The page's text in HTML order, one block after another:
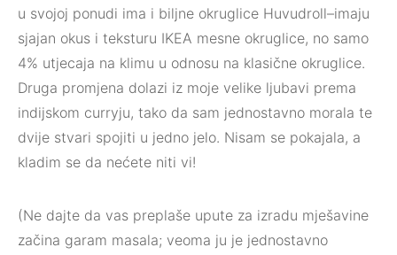
u svojoj ponudi ima i biljne okruglice Huvudroll–imaju
sjajan okus i teksturu IKEA mesne okruglice, no samo
4% utjecaja na klimu u odnosu na klasične okruglice.
Druga promjena dolazi iz moje velike ljubavi prema
indijskom curryju, tako da sam jednostavno morala te
dvije stvari spojiti u jedno jelo. Nisam se pokajala, a
kladim se da nećete niti vi!
(Ne dajte da vas preplaše upute za izradu mješavine
začina garam masala; veoma ju je jednostavno